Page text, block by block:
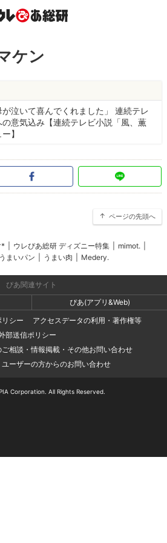
ケン
泣いて喜んでくれました」 連続テレ
の意気込み【連続テレビ小説「風、薫
】
ページの先頭へ
* ウレぴあ総研 ディズニー特集 mimot.
うまいパン うまい肉 Medery.
ぴあ関連サイト
ぴあ(アプリ&Web)
シー
アクセスデータの利用・著作権等
部送信ポリシー
相談・情報掲載・その他お問い合わせ
ーザーの方からのお問い合わせ
Corporation. All Rights Reserved.